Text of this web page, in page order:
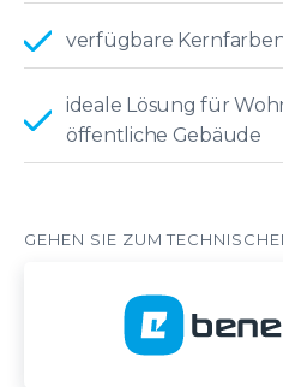
verfügbare
ideale Lösung für
öffentliche Gebäude